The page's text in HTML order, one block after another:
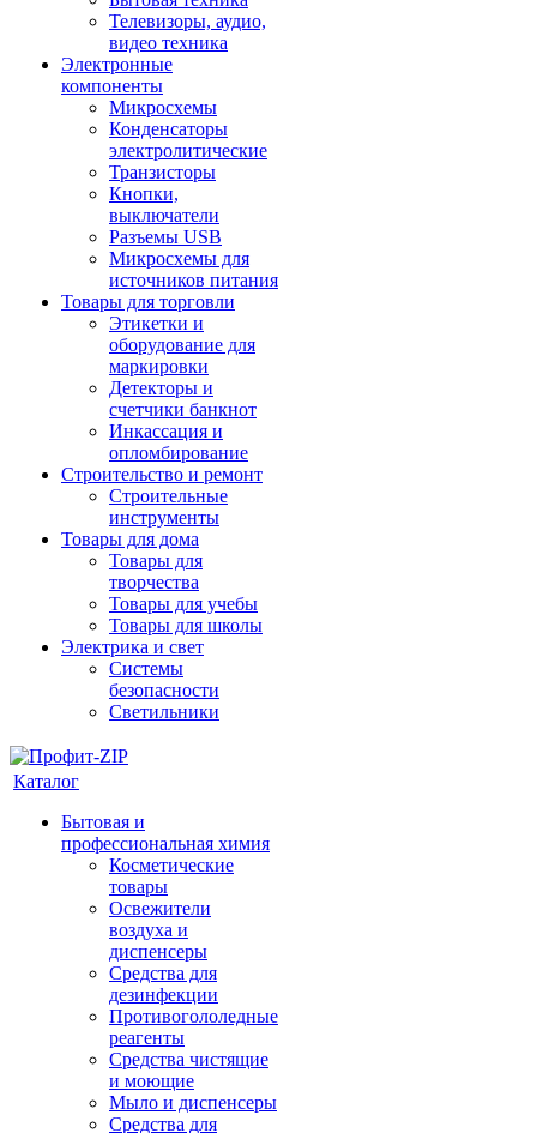
Телевизоры, аудио,
видео техника
Электронные
компоненты
Микросхемы
Конденсаторы
электролитические
Транзисторы
Кнопки,
выключатели
Разъемы USB
Микросхемы для
источников питания
Товары для торговли
Этикетки и
оборудование для
маркировки
Детекторы и
счетчики банкнот
Инкассация и
опломбирование
Строительство и ремонт
Строительные
инструменты
Товары для дома
Товары для
творчества
Товары для учебы
Товары для школы
Электрика и свет
Системы
безопасности
Светильники
Каталог
Бытовая и
профессиональная химия
Косметические
товары
Освежители
воздуха и
диспенсеры
Средства для
дезинфекции
Противогололедные
реагенты
Средства чистящие
и моющие
Мыло и диспенсеры
Средства для